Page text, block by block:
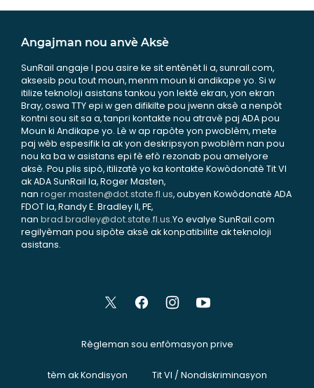
Angajman nou anvè Aksè
SunRail angaje l pou asire ke sit entènèt li a, sunrail.com,
aksesib pou tout moun, menm moun ki andikape yo. Si w
itilize teknoloji asistans tankou yon lektè ekran, yon ekran
Bray, oswa TTY epi w gen difikilte pou jwenn aksè a nenpòt
kontni sou sit sa a, tanpri kontakte nou atravè paj ADA pou
Moun ki Andikape yo. Lè w ap rapòte yon pwoblèm, mete
paj wèb espesifik la ak yon deskripsyon pwoblèm nan pou
nou ka ba w asistans epi fè efò rezonab pou amelyore
aksè. Pou plis sipò, itilizatè yo ka kontakte Kowòdonatè Tit VI
ak ADA SunRail la, Roger Masten,
nan roger.masten@dot.state.fl.us, oubyen Kowòdonatè ADA
FDOT la, Randy E. Bradley II, PE,
nan brad.bradley@dot.state.fl.us.Yo evalye SunRail.com
regilyèman pou sipòte aksè ak konpatibilite ak teknoloji
asistans.
Règleman sou enfòmasyon prive
tèm ak Kondisyon Tit VI / Nondiskriminasyon